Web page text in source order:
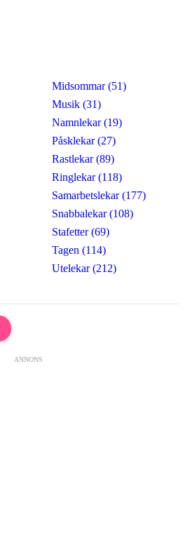
Midsommar (51)
Musik (31)
Namnlekar (19)
Påsklekar (27)
Rastlekar (89)
Ringlekar (118)
Samarbetslekar (177)
Snabbalekar (108)
Stafetter (69)
Tagen (114)
Utelekar (212)
ANNONS